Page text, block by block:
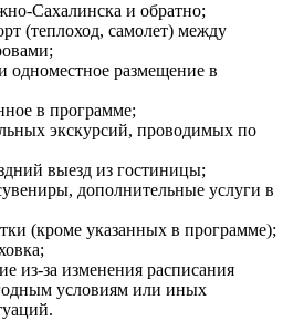
Сахалинска и обратно;
(теплоход, самолет) между
одноместное размещение в
в программе;
экскурсий, проводимых по
выезд из гостиницы;
дополнительные услуги в
(кроме указанных в программе);
из-за изменения расписания
условиям или иных